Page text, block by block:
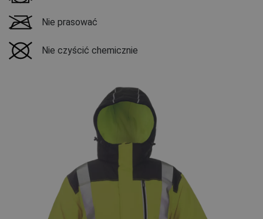
Nie prasować
Nie czyścić chemicznie